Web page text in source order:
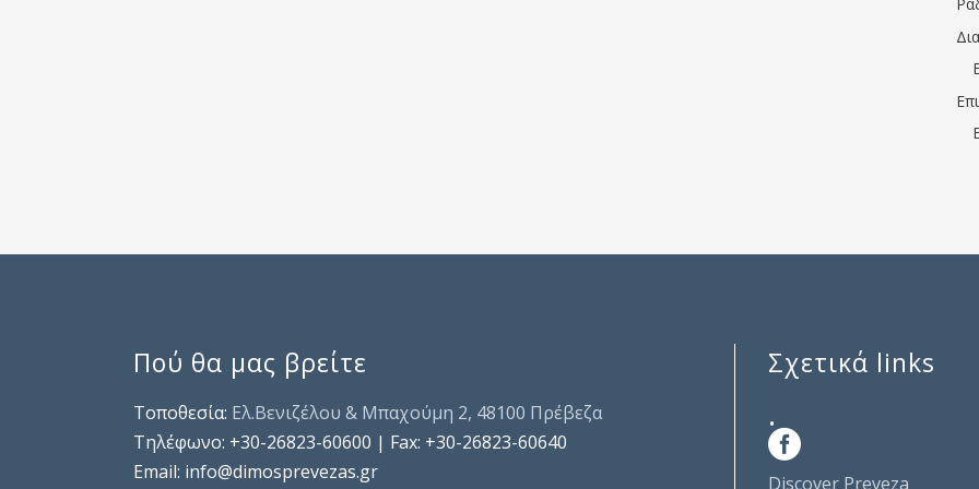
Πού θα μας βρείτε
Τοποθεσία: Ελ.Βενιζέλου & Μπαχούμη 2, 48100 Πρέβεζα
Τηλέφωνo: +30-26823-60600 | Fax: +30-26823-60640
Email: info@dimosprevezas.gr
Σχετικά links
.
Discover Preveza